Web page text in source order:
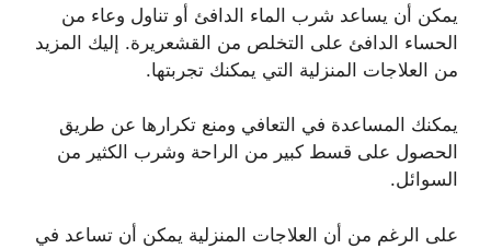
يمكن أن يساعد شرب الماء الدافئ أو تناول وعاء من
الحساء الدافئ على التخلص من القشعريرة. إليك المزيد
من العلاجات المنزلية التي يمكنك تجربتها.
يمكنك المساعدة في التعافي ومنع تكرارها عن طريق
الحصول على قسط كبير من الراحة وشرب الكثير من
السوائل.
على الرغم من أن العلاجات المنزلية يمكن أن تساعد في